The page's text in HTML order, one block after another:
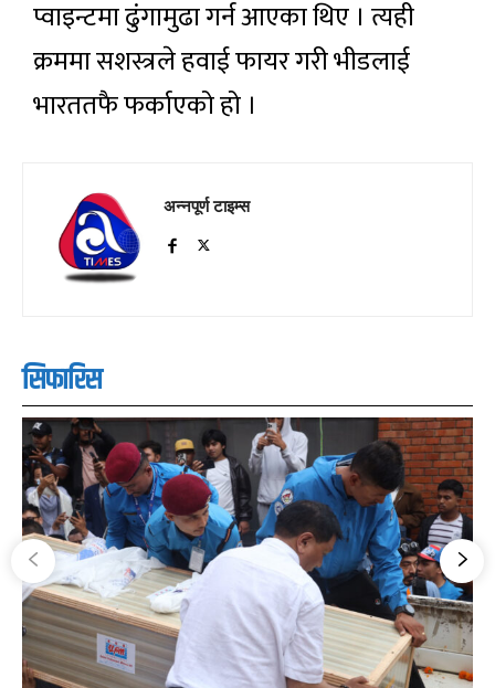
प्वाइन्टमा ढुंगामुढा गर्न आएका थिए । त्यही
क्रममा सशस्त्रले हवाई फायर गरी भीडलाई
भारततफै फर्काएको हो ।
अन्नपूर्ण टाइम्स
सिफारिस